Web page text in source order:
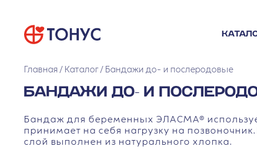
Главная Каталог Бандажи до- и послеродовые
БАНДАЖИ ДО- И
Бандаж для беременных ЭЛАСМА®
принимает на себя нагрузку на
слой выполнен из натурального хлопка.